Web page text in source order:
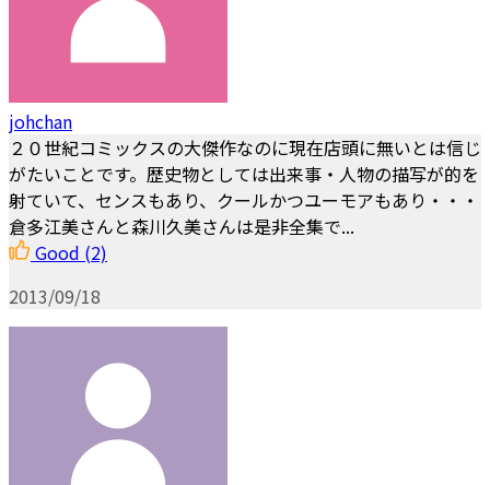
johchan
２０世紀コミックスの大傑作なのに現在店頭に無いとは信じ
がたいことです。歴史物としては出来事・人物の描写が的を
射ていて、センスもあり、クールかつユーモアもあり・・・
倉多江美さんと森川久美さんは是非全集で...
Good (2)
2013/09/18